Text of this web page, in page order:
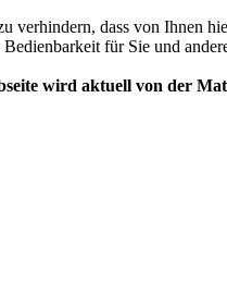
verhindern, dass von Ihnen
für Sie und
wird aktuell von der